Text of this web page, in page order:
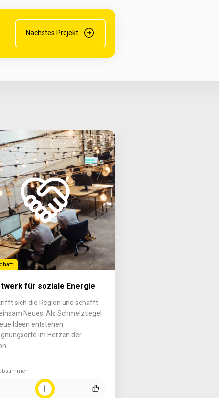
Nächstes Projekt
für soziale Energie
sich die Region und schafft
Neues. Als Schmelztiegel
Ideen entstehen
im Herzen der